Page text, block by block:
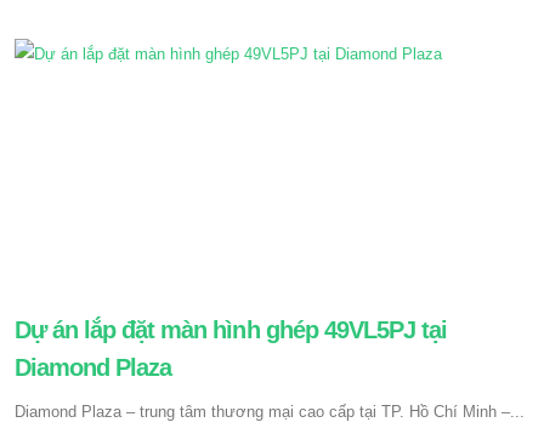
Dự án lắp đặt màn hình ghép 49VL5PJ tại
Diamond Plaza
Diamond Plaza – trung tâm thương mại cao cấp tại TP. Hồ Chí Minh –...